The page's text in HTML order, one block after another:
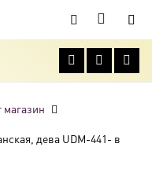
дева UDM-441- в